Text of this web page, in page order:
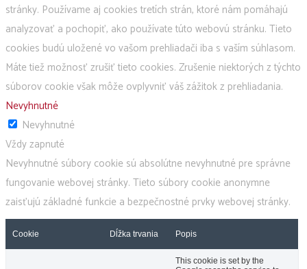
stránky. Používame aj cookies tretích strán, ktoré nám pomáhajú
analyzovať a pochopiť, ako používate túto webovú stránku. Tieto
cookies budú uložené vo vašom prehliadači iba s vaším súhlasom.
Máte tiež možnosť zrušiť tieto cookies. Zrušenie niektorých z týchto
súborov cookie však môže ovplyvniť váš zážitok z prehliadania.
Nevyhnutné
Nevyhnutné
Vždy zapnuté
Nevyhnutné súbory cookie sú absolútne nevyhnutné pre správne
fungovanie webovej stránky. Tieto súbory cookie anonymne
zaisťujú základné funkcie a bezpečnostné prvky webovej stránky.
Cookie Dĺžka trvania Popis
This cookie is set by the